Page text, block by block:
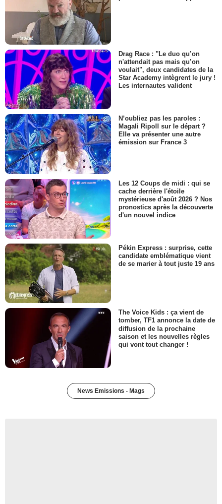
Drag Race : "Le duo qu’on
n'attendait pas mais qu’on
voulait", deux candidates de la
Star Academy intègrent le jury !
Les internautes valident
N’oubliez pas les paroles :
Magali Ripoll sur le départ ?
Elle va présenter une autre
émission sur France 3
Les 12 Coups de midi : qui se
cache derrière l'étoile
mystérieuse d'août 2026 ? Nos
pronostics après la découverte
d'un nouvel indice
Pékin Express : surprise, cette
candidate emblématique vient
de se marier à tout juste 19 ans
The Voice Kids : ça vient de
tomber, TF1 annonce la date de
diffusion de la prochaine
saison et les nouvelles règles
qui vont tout changer !
News Emissions - Mags